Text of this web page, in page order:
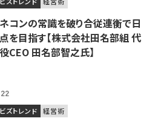
コンの常識を破り合従連衡で日
を目指す【株式会社田名部組 代
CEO 田名部智之氏】
ズトレンド 経営術